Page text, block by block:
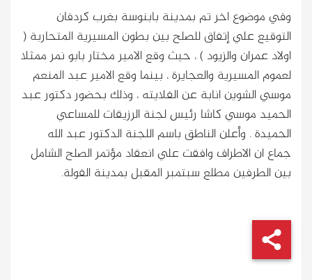
وفي موضوع اخر تم بمدينة بابنوسة بغرب كردفان
التوقيع علي إتفاق للصلح بين بطون المسيرية المتحاربة (
اولاد عمران والزيود ) ، حيث وقع الامير مختار بابو نمر ممثلا
لعموم المسيرية والعجايرة ، بينما وقع الامير عبد المنعم
موسي الشوين انابة عن الفلايته ، وذلك بحضور دكتور عبد
الحميد موسي كاشا رئيس لجنة الرزيقات للمساعي
الحميدة . وأعلن الناطق باسم اللجنة الدكتور عبد الله
جماع ان الاطراف وافقت علي انعقاد مؤتمر الصلح الشامل
بين الطرفين مطلع سبتمبر المقبل بمدينة الفولة.